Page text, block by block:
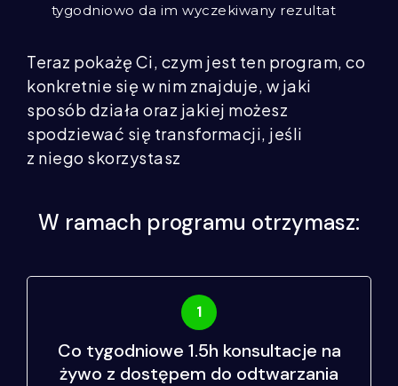
tygodniowo da im wyczekiwany rezultat
Teraz pokażę Ci, czym jest ten program, co
konkretnie się w nim znajduje, w jaki
sposób działa oraz jakiej możesz
spodziewać się transformacji, jeśli
z niego skorzystasz
W ramach programu otrzymasz:
Co tygodniowe 1.5h konsultacje na
żywo z dostępem do odtwarzania